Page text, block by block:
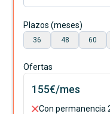
Plazos (meses)
36 48 60
Ofertas
155€/mes
Con permanencia